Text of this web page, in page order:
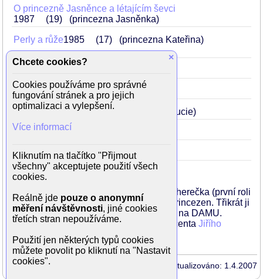
O princezně Jasněnce a létajícím ševci
1987
19 (princezna Jasněnka)
Perly a růže1985 17 (princezna Kateřina)
Třetí patro1985 17
Třetí skoba pro kocoura1983 (Lucie)
Skleněný dům
Božská Ema 1979 11 (Viktor)
Michaela Kuklová začínala jako dětská herečka (první roli
dostala ve třinácti), zahrála si spoustu princezen. Třikrát ji
nevzali na konzervatoř, a tak šla rovnou na DAMU.
Třináct let byla vdaná za herce a producenta Jiřího
Pomeje .
Aktualizováno: 1.4.2007
×
Chcete cookies?
Cookies používáme pro správné
fungování stránek a pro jejich
optimalizaci a vylepšení.
Více informací
Kliknutím na tlačítko "Přijmout
všechny" akceptujete použití všech
cookies.
Reálně jde pouze o anonymní
měření návštěvnosti, jiné cookies
třetích stran nepoužíváme.
Použití jen některých typů cookies
můžete povolit po kliknutí na "Nastavit
cookies".